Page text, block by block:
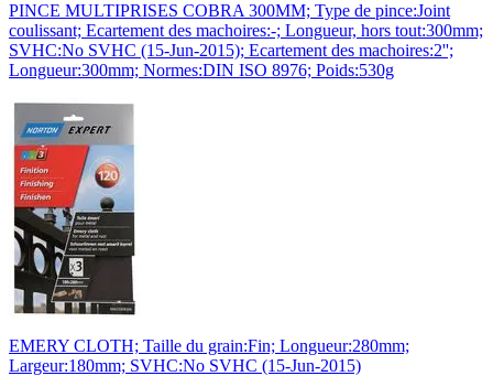
PINCE MULTIPRISES COBRA 300MM; Type de pince:Joint
coulissant; Ecartement des machoires:-; Longueur, hors tout:300mm;
SVHC:No SVHC (15-Jun-2015); Ecartement des machoires:2'';
Longueur:300mm; Normes:DIN ISO 8976; Poids:530g
EMERY CLOTH; Taille du grain:Fin; Longueur:280mm;
Largeur:180mm; SVHC:No SVHC (15-Jun-2015)